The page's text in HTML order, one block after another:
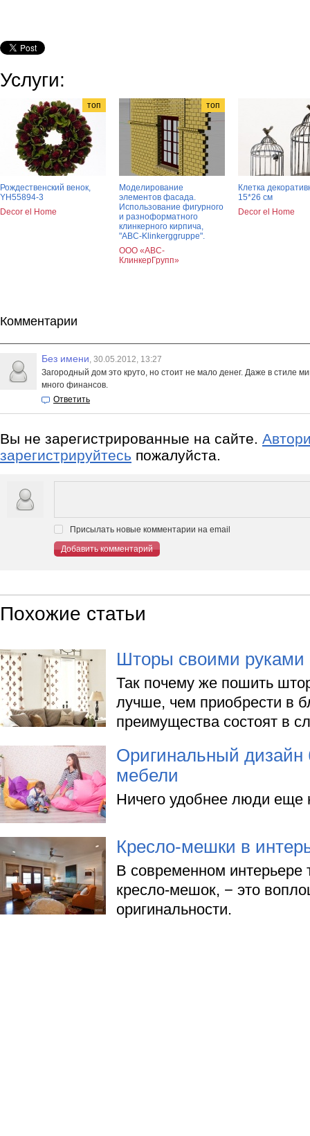
Услуги:
топ
Рождественский венок,
YH55894-3
Decor el Home
топ
Моделирование
элементов фасада.
Использование фигурного
и разноформатного
клинкерного кирпича,
"АВС-Klinkerggruppe".
ООО «АВС-
КлинкерГрупп»
Клетка
15*26 см
Decor el Home
Комментарии
Без имени, 30.05.2012, 13:27
Загородный дом это круто, но стоит не мало денег. Даже в стиле
много финансов.
Ответить
Вы не зарегистрированные на сайте.
зарегистрируйтесь пожалуйста.
Присылать новые комментарии на email
Добавить комментарий
Похожие статьи
Шторы своими руками
Так почему же пошить
лучше, чем приобрести в
преимущества состоят в
Оригинальный дизайн
мебели
Ничего удобнее люди еще
Кресло-мешки в
В современном интерьере
кресло-мешок, − это
оригинальности.